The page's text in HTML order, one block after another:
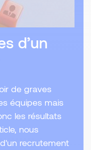
d’un
de graves
équipes mais
les résultats
nous
recrutement